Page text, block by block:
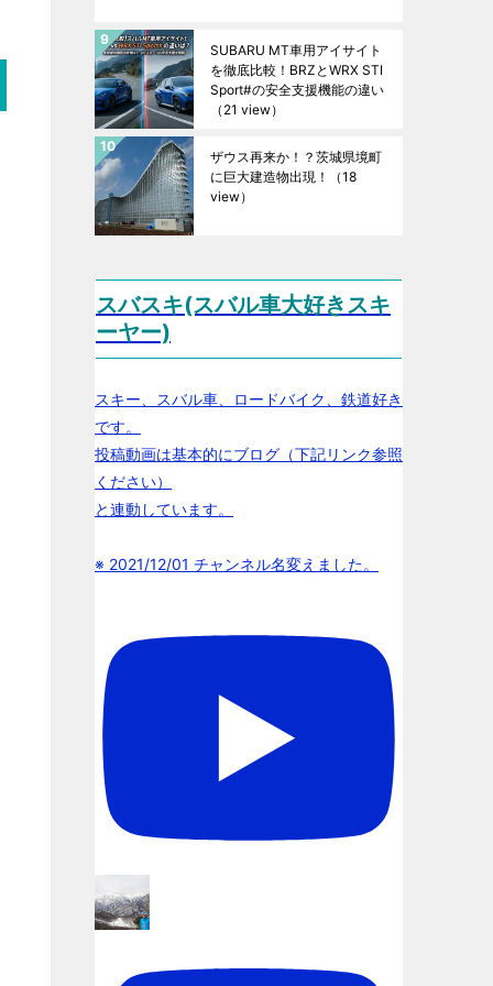
SUBARU MT車用アイサイト
を徹底比較！BRZとWRX STI
Sport#の安全支援機能の違い
（21 view）
ザウス再来か！？茨城県境町
に巨大建造物出現！
（18
view）
スバスキ(スバル車大好きスキ
ーヤー)
スキー、スバル車、ロードバイク、鉄道好き
です。
投稿動画は基本的にブログ（下記リンク参照
ください）
と連動しています。
※ 2021/12/01 チャンネル名変えました。